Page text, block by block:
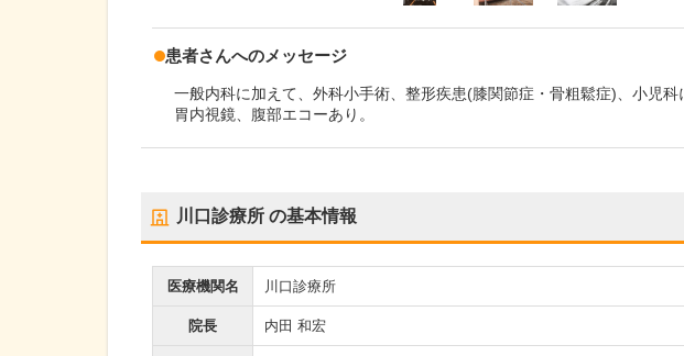
患者さんへのメッセージ
一般内科に加えて、外科小手術、整形疾患(膝関節症・骨粗鬆症)、小児科
胃内視鏡、腹部エコーあり。
川口診療所 の基本情報
医療機関名 川口診療所
院長 内田 和宏